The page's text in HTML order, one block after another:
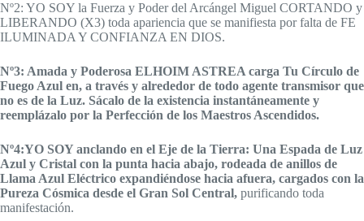
Nº2: YO SOY la Fuerza y Poder del Arcángel Miguel CORTANDO y
LIBERANDO (X3) toda apariencia que se manifiesta por falta de FE
ILUMINADA Y CONFIANZA EN DIOS.
Nº3: Amada y Poderosa ELHOIM ASTREA carga Tu Círculo de
Fuego Azul en, a través y alrededor de todo agente transmisor que
no es de la Luz. Sácalo de la existencia instantáneamente y
reemplázalo por la Perfección de los Maestros Ascendidos.
Nº4:YO SOY anclando en el Eje de la Tierra: Una Espada de Luz
Azul y Cristal con la punta hacia abajo, rodeada de anillos de
Llama Azul Eléctrico expandiéndose hacia afuera, cargados con la
Pureza Cósmica desde el Gran Sol Central, purificando toda
manifestación.